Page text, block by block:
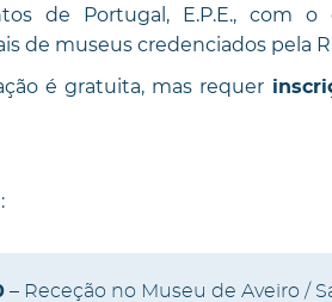
de Portugal, E.P.E., com
de museus credenciados pela
é gratuita, mas requer
:
– Receção no Museu de Aveiro /